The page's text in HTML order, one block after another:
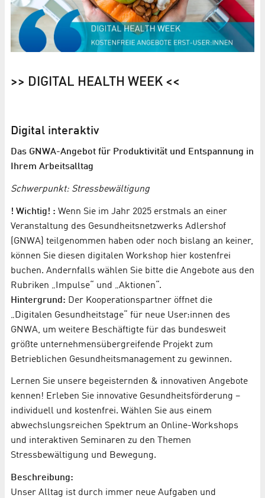
>> DIGITAL HEALTH WEEK <<
Digital interaktiv
Das GNWA-Angebot für Produktivität und Entspannung in
Ihrem Arbeitsalltag
Schwerpunkt: Stressbewältigung
! Wichtig! : Wenn Sie im Jahr 2025 erstmals an einer
Veranstaltung des Gesundheitsnetzwerks Adlershof
(GNWA) teilgenommen haben oder noch bislang an keiner,
können Sie diesen digitalen Workshop hier kostenfrei
buchen. Andernfalls wählen Sie bitte die Angebote aus den
Rubriken „Impulse“ und „Aktionen“.
Hintergrund: Der Kooperationspartner öffnet die
„Digitalen Gesundheitstage“ für neue User:innen des
GNWA, um weitere Beschäftigte für das bundesweit
größte unternehmensübergreifende Projekt zum
Betrieblichen Gesundheitsmanagement zu gewinnen.
Lernen Sie unsere begeisternden & innovativen Angebote
kennen! Erleben Sie innovative Gesundheitsförderung –
individuell und kostenfrei. Wählen Sie aus einem
abwechslungsreichen Spektrum an Online-Workshops
und interaktiven Seminaren zu den Themen
Stressbewältigung und Bewegung.
Beschreibung:
Unser Alltag ist durch immer neue Aufgaben und